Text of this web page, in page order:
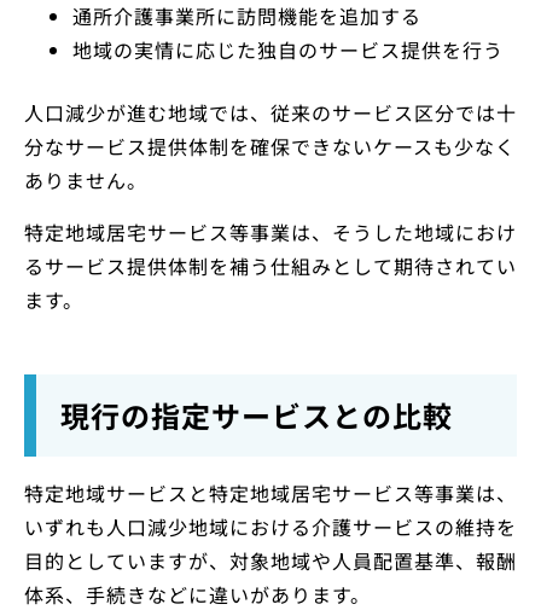
通所介護事業所に訪問機能を追加する
地域の実情に応じた独自のサービス提供を行う
人口減少が進む地域では、従来のサービス区分では十
分なサービス提供体制を確保できないケースも少なく
ありません。
特定地域居宅サービス等事業は、そうした地域におけ
るサービス提供体制を補う仕組みとして期待されてい
ます。
現行の指定サービスとの比較
特定地域サービスと特定地域居宅サービス等事業は、
いずれも人口減少地域における介護サービスの維持を
目的としていますが、対象地域や人員配置基準、報酬
体系、手続きなどに違いがあります。